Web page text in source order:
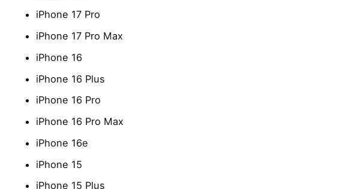
iPhone 17 Pro
iPhone 17 Pro Max
iPhone 16
iPhone 16 Plus
iPhone 16 Pro
iPhone 16 Pro Max
iPhone 16e
iPhone 15
iPhone 15 Plus